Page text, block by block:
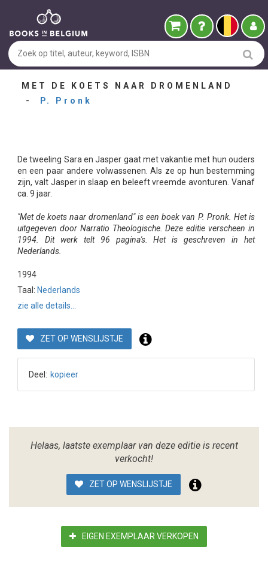
MET DE KOETS NAAR DROMENLAND
-
P. Pronk
De tweeling Sara en Jasper gaat met vakantie met hun ouders
en een paar andere volwassenen. Als ze op hun bestemming
zijn, valt Jasper in slaap en beleeft vreemde avonturen. Vanaf
ca. 9 jaar.
"Met de koets naar dromenland" is een boek van P. Pronk. Het is
uitgegeven door Narratio Theologische. Deze editie verscheen in
1994. Dit werk telt 96 pagina's. Het is geschreven in het
Nederlands.
1994
Taal: Nederlands
zie alle details...
ZET OP WENSLIJSTJE
Deel: kopieer
Helaas, laatste exemplaar van deze editie is recent
verkocht!
ZET OP WENSLIJSTJE
EIGEN EXEMPLAAR VERKOPEN